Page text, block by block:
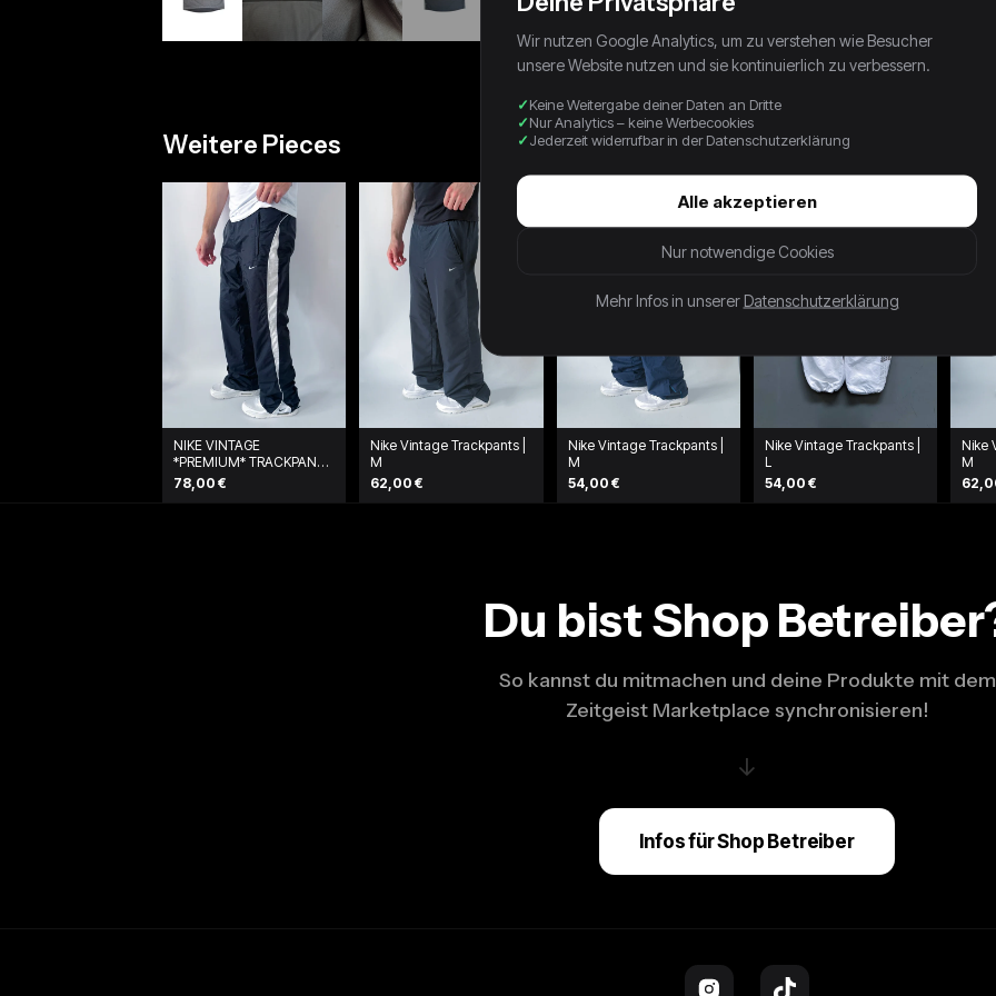
Weitere Pieces
NIKE VINTAGE
*PREMIUM* TRACKPANTS
| L
78,00 €
Nike Vintage Trackpants |
M
62,00 €
Nike Vintage Trackpants |
M
54,00 €
Nike Vintage Trackpants |
L
54,00 €
Nike
M
Du bist Shop
So kannst du mitmachen und deine Produkte mit dem
Zeitgeist Marketplace synchronisieren!
↓
Infos für Shop Betreiber
Wir nutzen Google Analytics, um zu verstehen wie Besucher
unsere Website nutzen und sie kontinuierlich zu verbessern.
Keine Weitergabe deiner Daten an Dritte
Nur Analytics – keine Werbecookies
Jederzeit widerrufbar in der Datenschutzerklärung
Alle akzeptieren
Nur notwendige Cookies
Mehr Infos in unserer Datenschutzerklärung